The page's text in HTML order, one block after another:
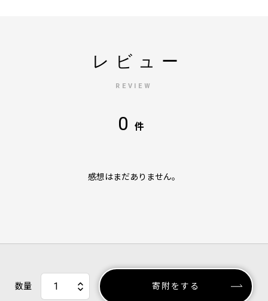
レビュー
REVIEW
0 件
感想はまだありません。
数量 寄附をする